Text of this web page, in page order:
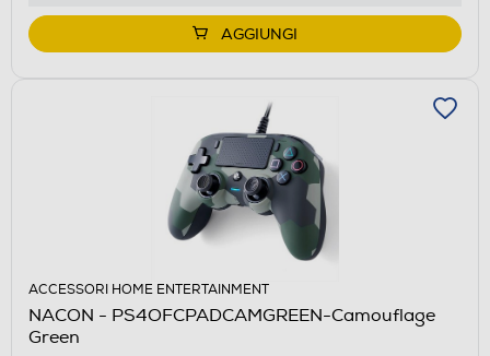
AGGIUNGI
ACCESSORI HOME ENTERTAINMENT
NACON - PS4OFCPADCAMGREEN-Camouflage
Green